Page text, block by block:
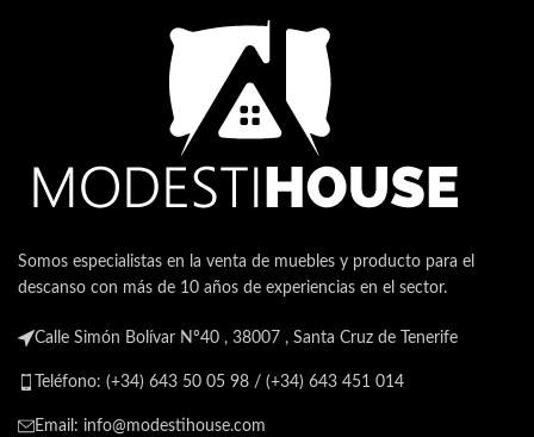
Somos especialistas en la venta de muebles y producto para el
descanso con más de 10 años de experiencias en el sector.
Calle Simón Bolívar Nº40 , 38007 , Santa Cruz de Tenerife
Teléfono: (+34) 643 50 05 98 / (+34) 643 451 014
Email: info@modestihouse.com